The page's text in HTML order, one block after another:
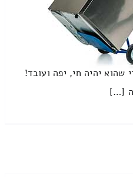
שהוא יהיה חי, יפה ועובד!
[…]